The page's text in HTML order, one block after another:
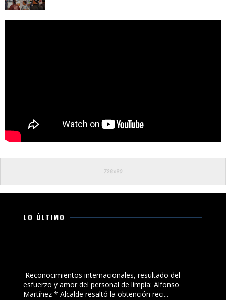
LO ÚLTIMO
Reconocimientos internacionales, resultado del
esfuerzo y amor del personal de limpia: Alfonso
Martínez * Alcalde resaltó la obtención reci...